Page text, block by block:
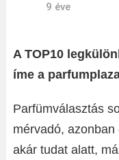
9 éve
A TOP10
íme a
Parfümválasztás
mérvadó,
akár tudat alatt,